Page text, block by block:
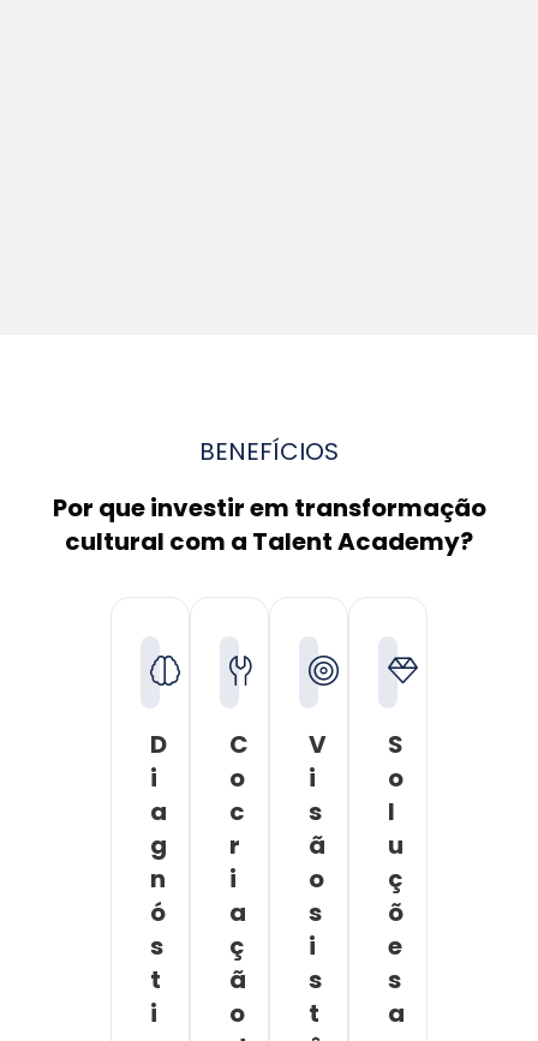
BENEFÍCIOS
Por que investir em transformação
cultural com a Talent Academy?
D
i
a
g
n
ó
s
t
i
C
o
c
r
i
a
ç
ã
o
V
i
s
ã
o
s
i
s
t
S
o
l
u
ç
õ
e
s
a